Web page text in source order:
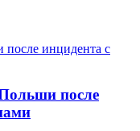
после